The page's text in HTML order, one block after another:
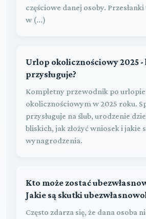
częściowe danej osoby.
w (...)
Urlop okolicznościowy 2025 -
przysługuje?
Kompletny przewodnik po urlopie
okolicznościowym w 2025 roku.
przysługuje na ślub, urodzenie
bliskich, jak złożyć wniosek i jakie
wynagrodzenia.
Kto może zostać
Jakie są skutki
Często zdarza się, że dana osoba